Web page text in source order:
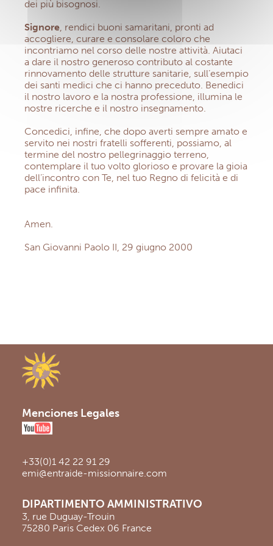
dei più bisognosi.
Signore, rendici buoni samaritani, pronti ad
accogliere, curare e consolare coloro che
incontriamo nel corso delle nostre attività. Aiutaci
a dare il nostro generoso contributo al costante
rinnovamento delle strutture sanitarie, sull’esempio
dei santi medici che ci hanno preceduto. Benedici
il nostro lavoro e la nostra professione, illumina le
nostre ricerche e il nostro insegnamento.
Concedici, infine, che dopo averti sempre amato e
servito nei nostri fratelli sofferenti, possiamo, al
termine del nostro pellegrinaggio terreno,
contemplare il tuo volto glorioso e provare la gioia
dell’incontro con Te, nel tuo Regno di felicità e di
pace infinita.
Amen.
San Giovanni Paolo II, 29 giugno 2000
Menciones Legales
+33(0)1 42 22 91 29
emi@entraide-missionnaire.com
DIPARTIMENTO AMMINISTRATIVO
3, rue Duguay-Trouin
75280 Paris Cedex 06 France